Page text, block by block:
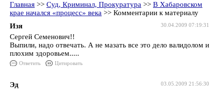
Главная >> Суд, Криминал, Прокуратура >> В Хабаровском
крае начался «процесс» века >> Комментарии к материалу
30.04.2009 07:19:31
Изя
Сергей Семенович!!
Выпили, надо отвечать. А не мазать все это дело валидолом и
плохим здоровьем.....
Ответить Цитировать
03.05.2009 21:56:30
Эд